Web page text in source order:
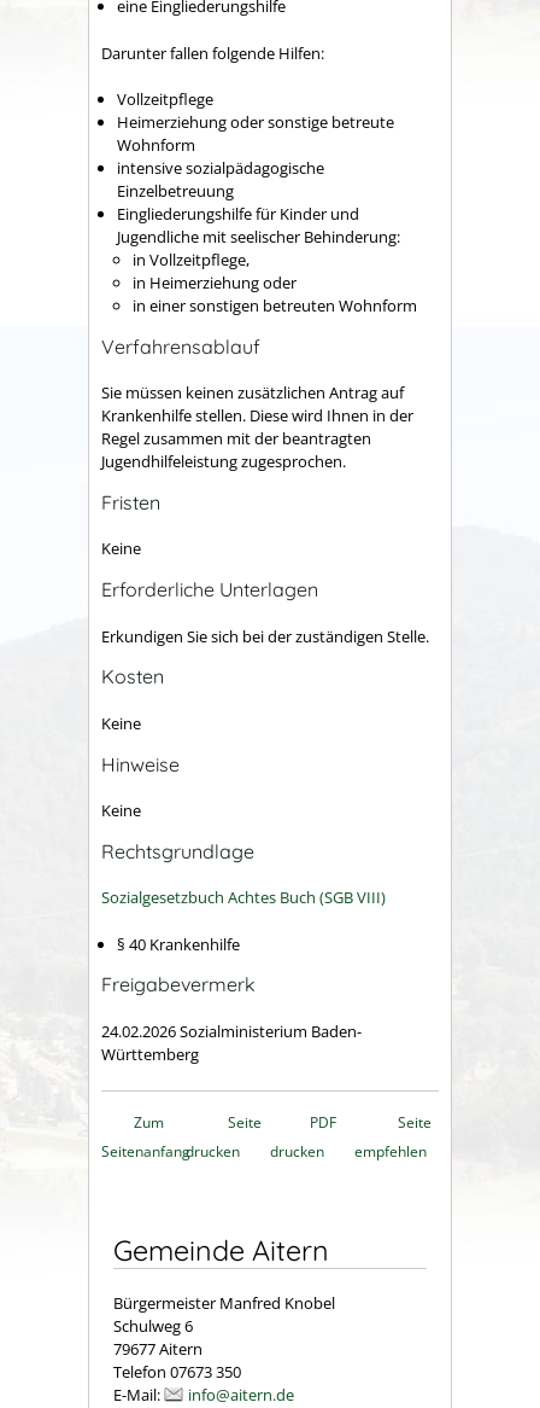
eine Eingliederungshilfe
Darunter fallen folgende Hilfen:
Vollzeitpflege
Heimerziehung oder sonstige betreute
Wohnform
intensive sozialpädagogische
Einzelbetreuung
Eingliederungshilfe für Kinder und
Jugendliche mit seelischer Behinderung:
in Vollzeitpflege,
in Heimerziehung oder
in einer sonstigen betreuten Wohnform
Verfahrensablauf
Sie müssen keinen zusätzlichen Antrag auf
Krankenhilfe stellen. Diese wird Ihnen in der
Regel zusammen mit der beantragten
Jugendhilfeleistung zugesprochen.
Fristen
Keine
Erforderliche Unterlagen
Erkundigen Sie sich bei der zuständigen Stelle.
Kosten
Keine
Hinweise
Keine
Rechtsgrundlage
Sozialgesetzbuch Achtes Buch (SGB VIII)
§ 40 Krankenhilfe
Freigabevermerk
24.02.2026 Sozialministerium Baden-
Württemberg
Zum
Seitenanfang
Seite
drucken
PDF
drucken
Seite
empfehlen
Gemeinde Aitern
Bürgermeister Manfred Knobel
Schulweg 6
79677 Aitern
Telefon 07673 350
E-Mail:
info@aitern.de